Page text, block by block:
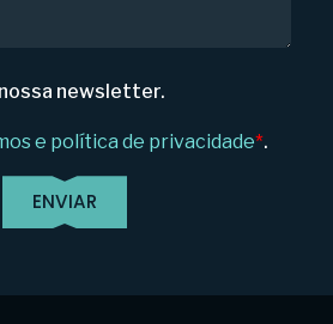
newsletter.
e política de privacidade*.